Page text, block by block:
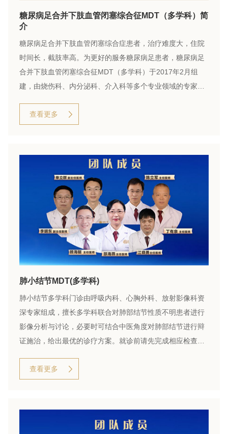
糖尿病足合并下肢血管闭塞综合征MDT（多学科）简
介
糖尿病足合并下肢血管闭塞综合症患者，治疗难度大，住院
时间长，截肢率高。为更好的服务糖尿病足患者，糖尿病足
合并下肢血管闭塞综合征MDT（多学科）于2017年2月组
建，由烧伤科、内分泌科、介入科等多个专业领域的专家联
业、高效的多学科诊疗服务。为患者减少了重复医疗和医疗
查看更多
肺小结节MDT(多学科)
肺小结节多学科门诊由呼吸内科、心胸外科、放射影像科资
深专家组成，擅长多学科联合对肺部结节性质不明患者进行
影像分析与讨论，必要时可结合中医角度对肺部结节进行辩
证施治，给出最优的诊疗方案。就诊前请先完成相应检查，
查看更多